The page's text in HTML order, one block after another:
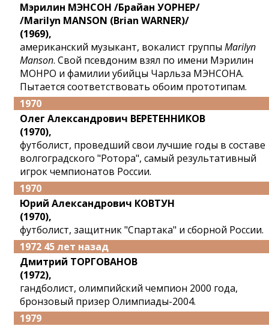
Мэрилин МЭНСОН /Брайан УОРНЕР/
/Marilyn MANSON (Brian WARNER)/
(1969),
американский музыкант, вокалист группы Marilyn
Manson. Свой псевдоним взял по имени Мэрилин
МОНРО и фамилии убийцы Чарльза МЭНСОНА.
Пытается соответствовать обоим прототипам.
1970
Олег Александрович ВЕРЕТЕННИКОВ
(1970),
футболист, проведший свои лучшие годы в составе
волгоградского "Ротора", самый результативный
игрок чемпионатов России.
1970
Юрий Александрович КОВТУН
(1970),
футболист, защитник "Спартака" и сборной России.
1972 45 лет назад
Дмитрий ТОРГОВАНОВ
(1972),
гандболист, олимпийский чемпион 2000 года,
бронзовый призер Олимпиады-2004.
1979